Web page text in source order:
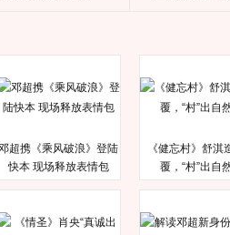
超携《乘风破浪》登陆
快本 现场释放表情包
《健忘村》舒淇
覆，“村”出自